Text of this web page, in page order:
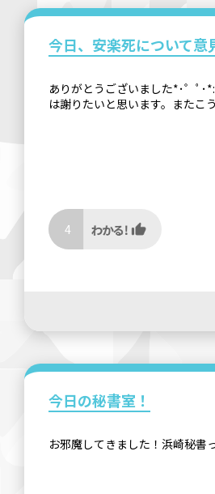
今日、安楽死について
ありがとうございました*･゜ﾟ･
は謝りたいと思います。またこ
4
今日の秘書室！
お邪魔してきました！浜崎秘